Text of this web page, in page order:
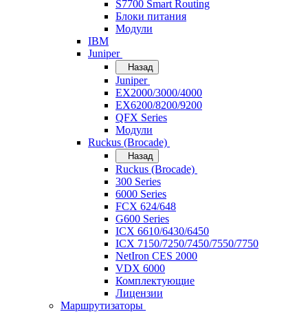
S7700 Smart Routing
Блоки питания
Модули
IBM
Juniper
Назад
Juniper
EX2000/3000/4000
EX6200/8200/9200
QFX Series
Модули
Ruckus (Brocade)
Назад
Ruckus (Brocade)
300 Series
6000 Series
FCX 624/648
G600 Series
ICX 6610/6430/6450
ICX 7150/7250/7450/7550/7750
NetIron CES 2000
VDX 6000
Комплектующие
Лицензии
Маршрутизаторы